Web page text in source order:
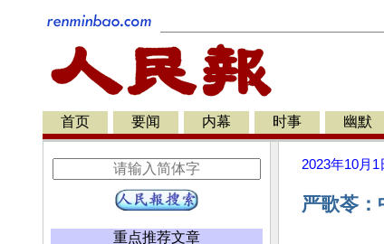
首页 要闻 内幕 时事 幽默
重点推荐文章
2023年10月1
严歌苓：